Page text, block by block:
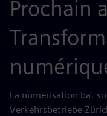
Prochain
La numérisation bat
Verkehrsbetriebe